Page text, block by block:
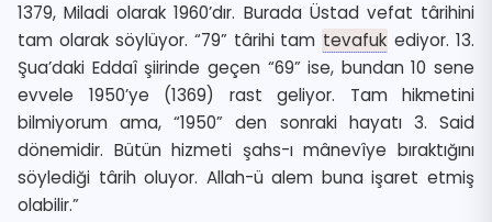
1379, Miladi olarak 1960’dır. Burada Üstad vefat târihini
tam olarak söylüyor. “79” târihi tam tevafuk ediyor. 13.
Şua’daki Eddaî şiirinde geçen “69” ise, bundan 10 sene
evvele 1950’ye (1369) rast geliyor. Tam hikmetini
bilmiyorum ama, “1950” den sonraki hayatı 3. Said
dönemidir. Bütün hizmeti şahs-ı mânevîye bıraktığını
söylediği târih oluyor. Allah-ü alem buna işaret etmiş
olabilir.”